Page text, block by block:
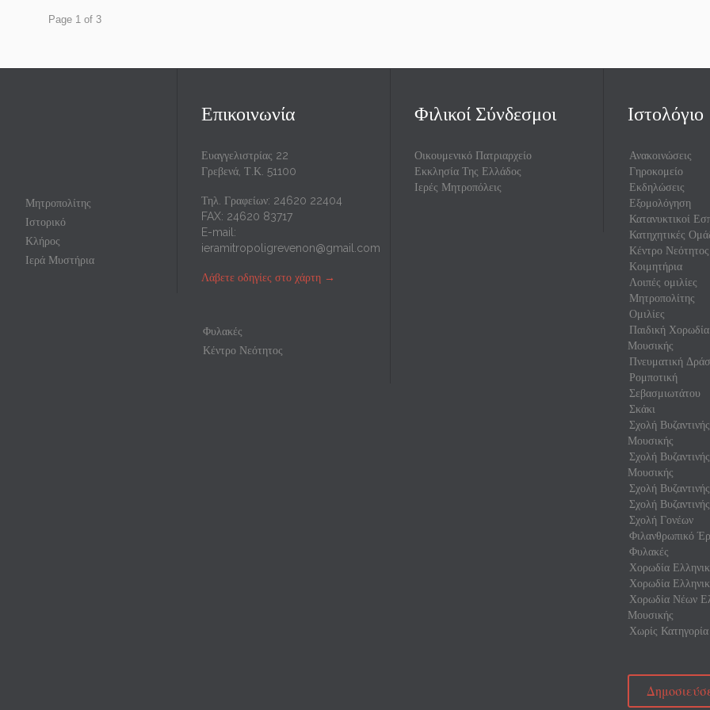
Page 1 of 3
Μητροπολίτης
Ιστορικό
Κλήρος
Ιερά Μυστήρια
Επικοινωνία
Ευαγγελιστρίας 22
Γρεβενά, Τ.Κ. 51100
Τηλ. Γραφείων: 24620 22404
FAX: 24620 83717
E-mail:
ieramitropoligrevenon@gmail.com
Λάβετε οδηγίες στο χάρτη →
Φυλακές
Κέντρο Νεότητος
Φιλικοί Σύνδεσμοι
Οικουμενικό Πατριαρχείο
Εκκλησία Της Ελλάδος
Ιερές Μητροπόλεις
Ιστολόγιο
Ανακοινώσεις
Γηροκομείο
Εκδηλώσεις
Εξομολόγηση
Κατανυκτικοί
Κατηχητικές
Κέντρο Νεότητος
Κοιμητήρια
Λοιπές ομιλίες
Μητροπολίτης
Ομιλίες
Παιδική
Μουσικής
Πνευματική
Ρομποτική
Σεβασμιωτάτου
Σκάκι
Σχολή
Μουσικής
Σχολή
Μουσικής
Σχολή
Σχολή
Σχολή Γονέων
Φιλανθρωπικό
Φυλακές
Χορωδία
Χορωδία
Χορωδία Νέων
Μουσικής
Χωρίς Κατηγορία